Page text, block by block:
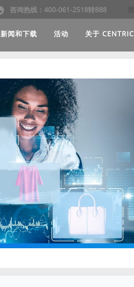
咨询热线：400-061-2518转888
新闻和下载 活动 关于 CENTRIC